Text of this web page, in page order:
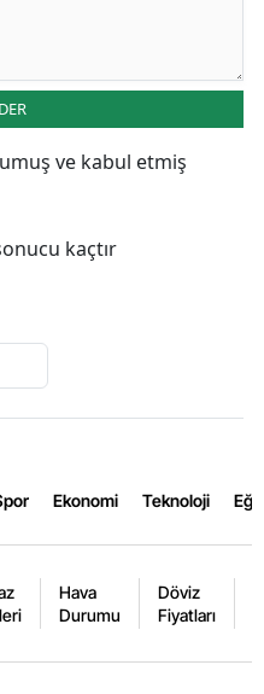
ve kabul etmiş
kaçtır
Ekonomi Teknoloji
Hava
Durumu
Döviz
Fiyatları